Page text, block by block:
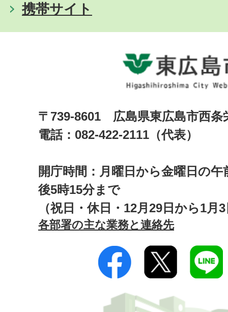
携帯サイト
〒739-8601 広島県東広島市西
電話：082-422-2111（代表）
開庁時間：月曜日から金曜日の午
後5時15分まで
（祝日・休日・12月29日から1月
各部署の主な業務と連絡先